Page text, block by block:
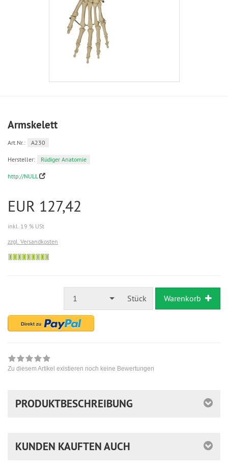
Armskelett
Art.Nr.: A230
Hersteller: Rüdiger Anatomie
http://NULL
EUR 127,42
inkl. 19 % USt
zzgl. Versandkosten
1 Stück Warenkorb
Zu diesem Artikel existieren noch keine Bewertungen
PRODUKTBESCHREIBUNG
KUNDEN KAUFTEN AUCH